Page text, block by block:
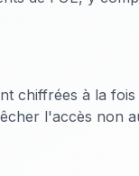
chiffrées à la
l'accès non